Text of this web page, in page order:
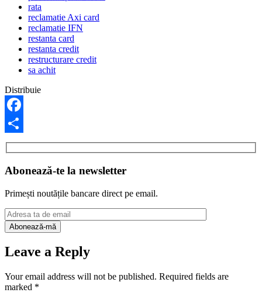
rata
reclamatie Axi card
reclamatie IFN
restanta card
restanta credit
restructurare credit
sa achit
Distribuie
Facebook
Share
Abonează-te la newsletter
Primești noutățile bancare direct pe email.
Leave a Reply
Your email address will not be published. Required fields are
marked *